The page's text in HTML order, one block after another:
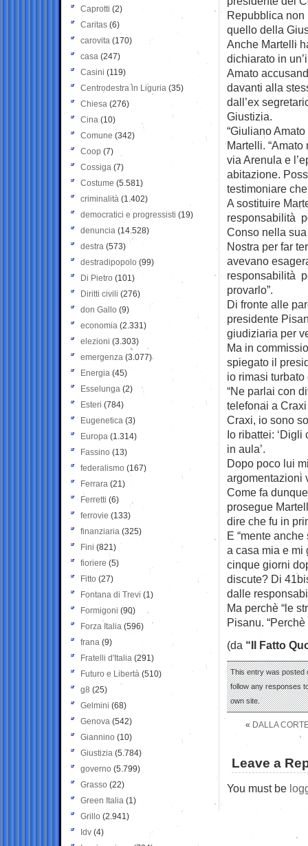
Repubblica non
quello della
Anche Martelli
dichiarato in
Amato
davanti alla
dall’ex
Giustizia.
“Giuliano
Martelli.
via Arenula e
abitazione.
testimoniare
A sostituire
responsabilità
Conso nella
Nostra per far
avevano
responsabilità
provarlo”.
Di fronte alle
presidente
giudiziaria per
Ma in
spiegato il
io rimasi turbato
“Ne parlai con
telefonai a
Craxi, io sono
Io ribattei:
in aula’.
Dopo poco lui
argomentazioni
Come fa
prosegue
dire che fu in
E “mente
a casa mia e mi
cinque giorni
discute? Di
dalle
Ma perchè “le
Pisanu. “Perchè
(da “Il Fatto
This entry was posted
follow any responses
own site.
« DALLA
Leave a
You must be
Caprotti (2)
Caritas (6)
carovita (170)
casa (247)
Casini (119)
Centrodestra in Liguria (35)
Chiesa (276)
Cina (10)
Comune (342)
Coop (7)
Cossiga (7)
Costume (5.581)
criminalità (1.402)
democratici e progressisti (19)
denuncia (14.528)
destra (573)
destradipopolo (99)
Di Pietro (101)
Diritti civili (276)
don Gallo (9)
economia (2.331)
elezioni (3.303)
emergenza (3.077)
Energia (45)
Esselunga (2)
Esteri (784)
Eugenetica (3)
Europa (1.314)
Fassino (13)
federalismo (167)
Ferrara (21)
Ferretti (6)
ferrovie (133)
finanziaria (325)
Fini (821)
fioriere (5)
Fitto (27)
Fontana di Trevi (1)
Formigoni (90)
Forza Italia (596)
frana (9)
Fratelli d'Italia (291)
Futuro e Libertà (510)
g8 (25)
Gelmini (68)
Genova (542)
Giannino (10)
Giustizia (5.784)
governo (5.799)
Grasso (22)
Green Italia (1)
Grillo (2.941)
Idv (4)